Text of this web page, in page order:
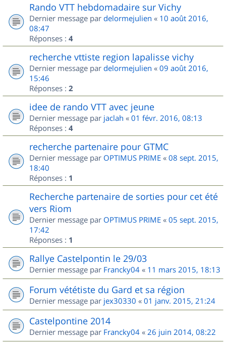
Rando VTT hebdomadaire sur Vichy
Dernier message par delormejulien « 10 août 2016,
08:47
Réponses : 4
recherche vttiste region lapalisse vichy
Dernier message par delormejulien « 09 août 2016,
15:46
Réponses : 2
idee de rando VTT avec jeune
Dernier message par jaclah « 01 févr. 2016, 08:13
Réponses : 4
recherche partenaire pour GTMC
Dernier message par OPTIMUS PRIME « 08 sept. 2015,
18:40
Réponses : 1
Recherche partenaire de sorties pour cet été
vers Riom
Dernier message par OPTIMUS PRIME « 05 sept. 2015,
17:42
Réponses : 1
Rallye Castelpontin le 29/03
Dernier message par Francky04 « 11 mars 2015, 18:13
Forum vététiste du Gard et sa région
Dernier message par jex30330 « 01 janv. 2015, 21:24
Castelpontine 2014
Dernier message par Francky04 « 26 juin 2014, 08:22